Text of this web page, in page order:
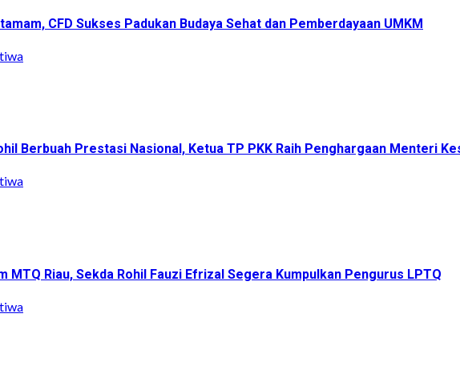
CFD Sukses Padukan Budaya Sehat dan Pemberdayaan UMKM
Berbuah Prestasi Nasional, Ketua TP PKK Raih Penghargaan Menteri
MTQ Riau, Sekda Rohil Fauzi Efrizal Segera Kumpulkan Pengurus LPTQ